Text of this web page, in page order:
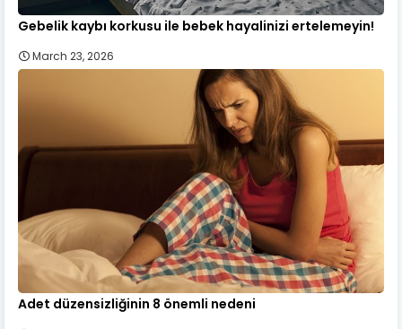
Gebelik kaybı korkusu ile bebek hayalinizi ertelemeyin!
March 23, 2026
Adet düzensizliğinin 8 önemli nedeni